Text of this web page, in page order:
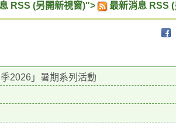
RSS (另開新視窗)"> 最新消息 RSS
2026」暑期系列活動